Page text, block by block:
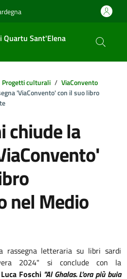
Quartu Sant'Elena
Progetti culturali
ViaConvento
'ViaConvento' con il suo libro
chiude la
nel Medio
notizia
rassegna letteraria su libri sardi
2024" si conclude con la
Luca Foschi "Al Ghalas. L'ora più buia